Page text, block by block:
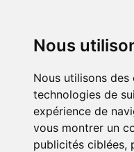
Nous
Nous utilisons
technologies de
expérience de
vous montrer un
publicités ciblées,